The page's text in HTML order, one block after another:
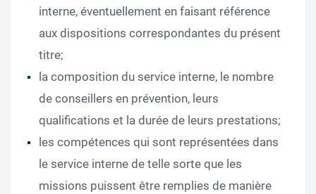
interne, éventuellement en faisant référence
aux dispositions correspondantes du présent
titre;
la composition du service interne, le nombre
de conseillers en prévention, leurs
qualifications et la durée de leurs prestations;
les compétences qui sont représentées dans
le service interne de telle sorte que les
missions puissent être remplies de manière